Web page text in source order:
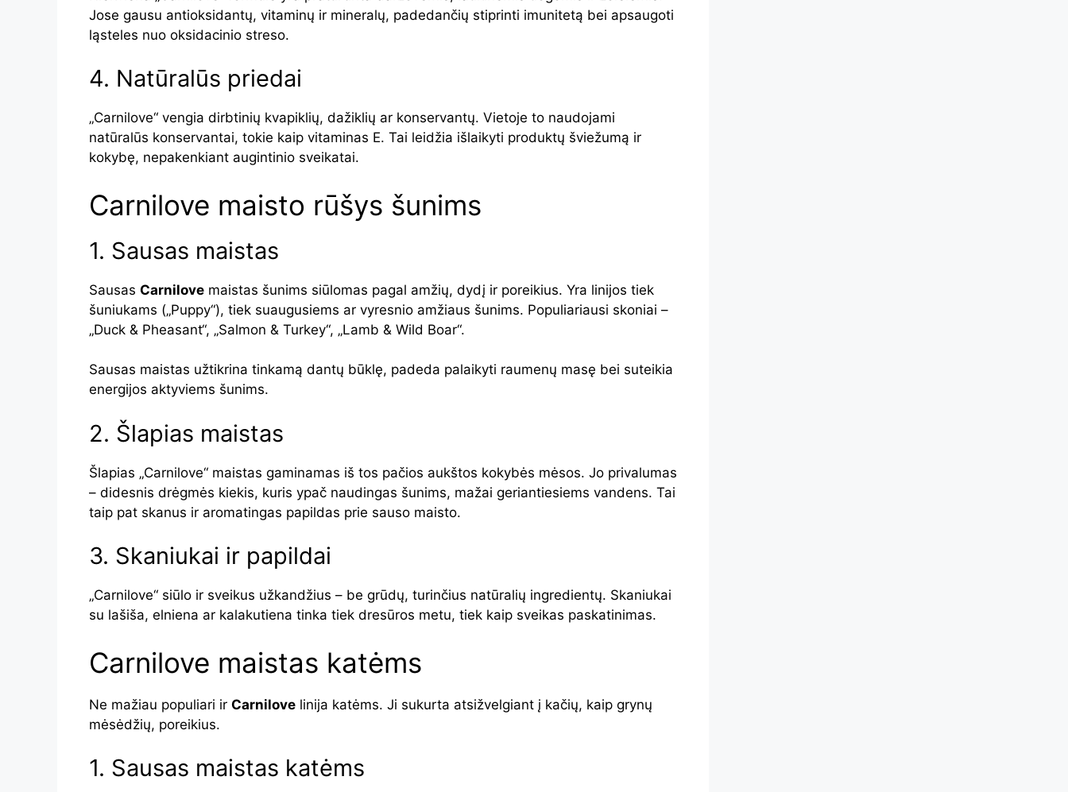
Jose gausu antioksidantų, vitaminų ir mineralų, padedančių stiprinti imunitetą bei apsaugoti
ląsteles nuo oksidacinio streso.
4. Natūralūs priedai
„Carnilove“ vengia dirbtinių kvapiklių, dažiklių ar konservantų. Vietoje to naudojami
natūralūs konservantai, tokie kaip vitaminas E. Tai leidžia išlaikyti produktų šviežumą ir
kokybę, nepakenkiant augintinio sveikatai.
Carnilove maisto rūšys šunims
1. Sausas maistas
Sausas Carnilove maistas šunims siūlomas pagal amžių, dydį ir poreikius. Yra linijos tiek
šuniukams („Puppy“), tiek suaugusiems ar vyresnio amžiaus šunims. Populiariausi skoniai –
„Duck & Pheasant“, „Salmon & Turkey“, „Lamb & Wild Boar“.
Sausas maistas užtikrina tinkamą dantų būklę, padeda palaikyti raumenų masę bei suteikia
energijos aktyviems šunims.
2. Šlapias maistas
Šlapias „Carnilove“ maistas gaminamas iš tos pačios aukštos kokybės mėsos. Jo privalumas
– didesnis drėgmės kiekis, kuris ypač naudingas šunims, mažai geriantiesiems vandens. Tai
taip pat skanus ir aromatingas papildas prie sauso maisto.
3. Skaniukai ir papildai
„Carnilove“ siūlo ir sveikus užkandžius – be grūdų, turinčius natūralių ingredientų. Skaniukai
su lašiša, elniena ar kalakutiena tinka tiek dresūros metu, tiek kaip sveikas paskatinimas.
Carnilove maistas katėms
Ne mažiau populiari ir Carnilove linija katėms. Ji sukurta atsižvelgiant į kačių, kaip grynų
mėsėdžių, poreikius.
1. Sausas maistas katėms